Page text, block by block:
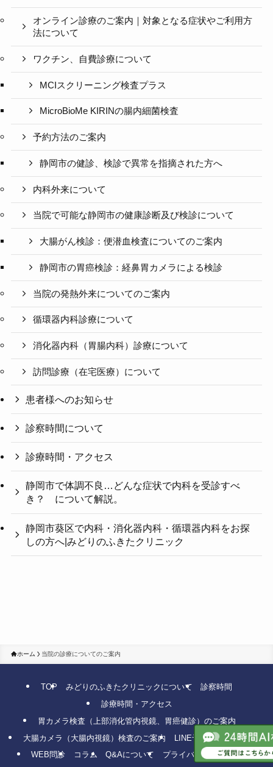
オンライン診療のご案内｜対象となる症状やご利用方
法について
ワクチン、自費診療について
MCIスクリーニング検査プラス
MicroBioMe KIRINの腸内細菌検査
予約方法のご案内
静岡市の健診、検診で異常を指摘された方へ
内科外来について
当院で可能な静岡市の健康診断及び検診について
大腸がん検診：便潜血検査についてのご案内
静岡市の胃癌検診：経鼻胃カメラによる検診
当院の発熱外来についてのご案内
循環器内科診療について
消化器内科（胃腸内科）診療について
訪問診療（在宅医療）について
患者様へのお知らせ
診察時間について
診療時間・アクセス
静岡市で体調不良…どんな症状で内科を受診すべ
き？ について解説。
静岡市葵区で内科・消化器内科・循環器内科をお探
しの方へ|みどりのふきたクリニック
ホーム 当院の診療についてのご案内
TOP みどりのふきたクリニックについて
診察時間
診療時間・アクセス
胃カメラ検査（上部消化管内視鏡、胃癌健診）のご案内
大腸カメラ（大腸内視鏡）検査のご案内
LINE予約
WEB予約
WEB問診
コラム Q&Aについて
プライバシーポリシー